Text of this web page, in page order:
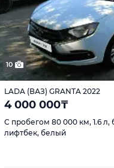
10
LADA (ВАЗ) GRANTA 2022
4 000 000₸
С пробегом 80 000 км, 1.6
лифтбек, белый